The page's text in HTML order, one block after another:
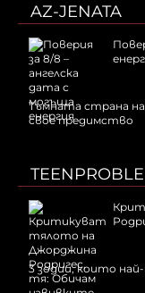
AZ-JENATA
Тъмната страна на
свое предимство
3 зодии, които